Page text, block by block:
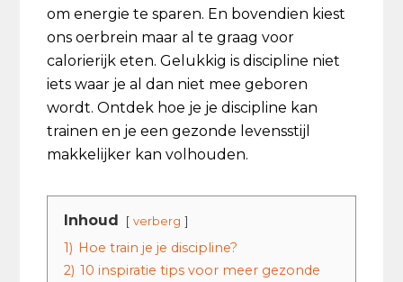
om energie te sparen. En bovendien kiest
ons oerbrein maar al te graag voor
calorierijk eten. Gelukkig is discipline niet
iets waar je al dan niet mee geboren
wordt. Ontdek hoe je je discipline kan
trainen en je een gezonde levensstijl
makkelijker kan volhouden.
Inhoud verberg
1) Hoe train je je discipline?
2) 10 inspiratie tips voor meer gezonde